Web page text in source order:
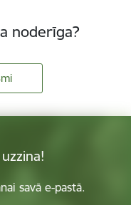
noderīga?
savā e-pastā.